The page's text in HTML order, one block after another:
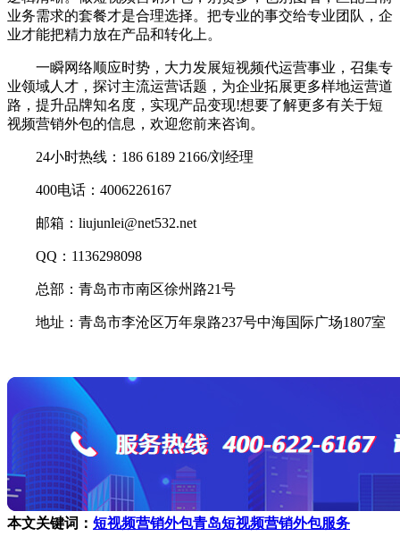
业务需求的套餐才是合理选择。把专业的事交给专业团队，企
业才能把精力放在产品和转化上。
一瞬网络顺应时势，大力发展短视频代运营事业，召集专
业领域人才，探讨主流运营话题，为企业拓展更多样地运营道
路，提升品牌知名度，实现产品变现!想要了解更多有关于短
视频营销外包的信息，欢迎您前来咨询。
24小时热线：186 6189 2166/刘经理
400电话：4006226167
邮箱：liujunlei@net532.net
QQ：1136298098
总部：青岛市市南区徐州路21号
地址：青岛市李沧区万年泉路237号中海国际广场1807室
本文关键词： 短视频营销外包青岛短视频营销外包服务